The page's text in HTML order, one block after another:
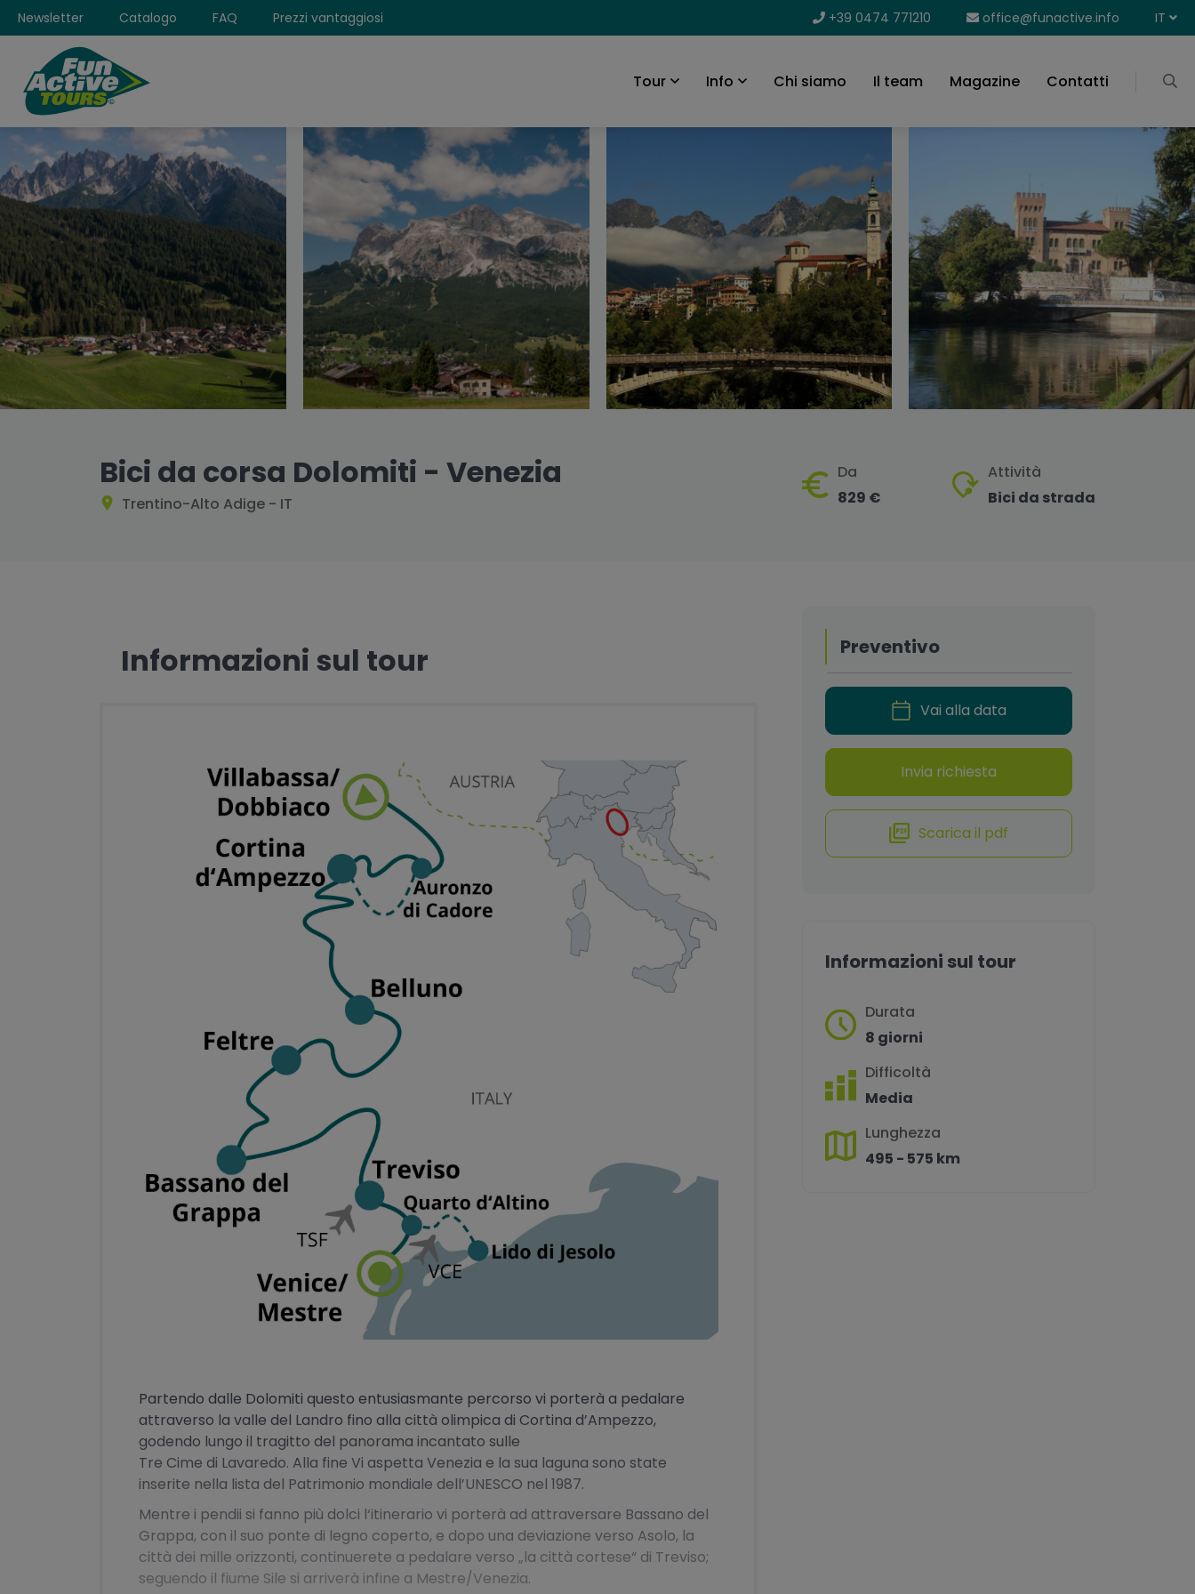
Newsletter Catalogo FAQ Prezzi vantaggiosi +39 0474 771210 office@funactive.info IT
Tour Info Chi siamo Il team Magazine Contatti
Bici da corsa Dolomiti - Venezia
Trentino-Alto Adige - IT
Da
829 €
Attività
Bici da strada
Informazioni sul tour
Partendo dalle Dolomiti questo entusiasmante percorso vi porterà a pedalare
attraverso la valle del Landro fino alla città olimpica di Cortina d’Ampezzo,
godendo lungo il tragitto del panorama incantato sulle
Tre Cime di Lavaredo. Alla fine Vi aspetta Venezia e la sua laguna sono state
inserite nella lista del Patrimonio mondiale dell’UNESCO nel 1987.
Mentre i pendii si fanno più dolci l‘itinerario vi porterà ad attraversare Bassano del
Grappa, con il suo ponte di legno coperto, e dopo una deviazione verso Asolo, la
città dei mille orizzonti, continuerete a pedalare verso „la città cortese“ di Treviso;
seguendo il fiume Sile si arriverà infine a Mestre/Venezia.
Preventivo
Vai alla data
Invia richiesta
Scarica il pdf
Informazioni sul tour
Durata
8 giorni
Difficoltà
Media
Lunghezza
495 - 575 km